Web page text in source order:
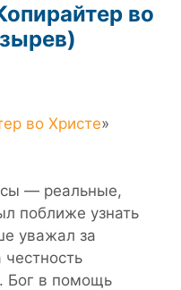
во
во Христе»
— реальные,
поближе узнать
уважал за
честность
Бог в помощь